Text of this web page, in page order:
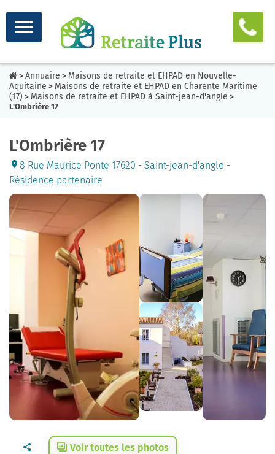
> Annuaire > Maisons de retraite et EHPAD en Nouvelle-
Aquitaine > Maisons de retraite et EHPAD en Charente Maritime
(17) > Maisons de retraite et EHPAD à Saint-jean-d'angle >
L'Ombrière 17
L'Ombrière 17
8 Rue Maurice Ponte 17620 - Saint-jean-d'angle -
Résidence partenaire
Voir toutes les photos